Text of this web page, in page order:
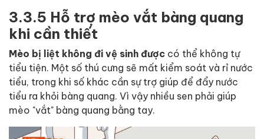
3.3.5 Hỗ trợ mèo vắt bàng quang
khi cần thiết
Mèo bị liệt không đi vệ sinh được có thể không tự
tiểu tiện. Một số thú cưng sẽ mất kiểm soát và rỉ nước
tiểu, trong khi số khác cần sự trợ giúp để đẩy nước
tiểu ra khỏi bàng quang. Vì vậy nhiều sen phải giúp
mèo "vắt" bàng quang bằng tay.